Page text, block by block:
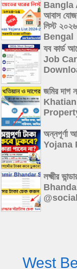
Bangla
আবাস
লিস্ট
Bengal
যব কার্ড
Job
জমির দাগ
অন্নপূর্ণা
Yojana
লক্ষ্মীর
West